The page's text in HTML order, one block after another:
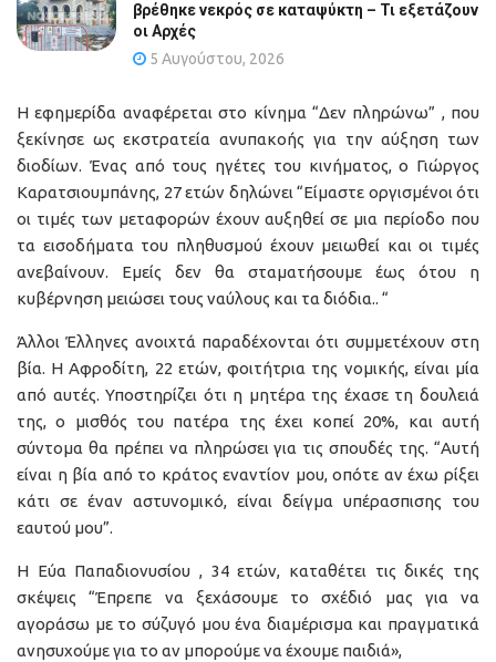
βρέθηκε νεκρός σε καταψύκτη – Τι εξετάζουν
οι Αρχές
5 Αυγούστου, 2026
Η εφημερίδα αναφέρεται στο κίνημα “Δεν πληρώνω” , που
ξεκίνησε ως εκστρατεία ανυπακοής για την αύξηση των
διοδίων. Ένας από τους ηγέτες του κινήματος, ο Γιώργος
Kαρατσιουμπάνης, 27 ετών δηλώνει “Είμαστε οργισμένοι ότι
οι τιμές των μεταφορών έχουν αυξηθεί σε μια περίοδο που
τα εισοδήματα του πληθυσμού έχουν μειωθεί και οι τιμές
ανεβαίνουν. Εμείς δεν θα σταματήσουμε έως ότου η
κυβέρνηση μειώσει τους ναύλους και τα διόδια.. “
Άλλοι Έλληνες ανοιχτά παραδέχονται ότι συμμετέχουν στη
βία. Η Αφροδίτη, 22 ετών, φοιτήτρια της νομικής, είναι μία
από αυτές. Υποστηρίζει ότι η μητέρα της έχασε τη δουλειά
της, ο μισθός του πατέρα της έχει κοπεί 20%, και αυτή
σύντομα θα πρέπει να πληρώσει για τις σπουδές της. “Αυτή
είναι η βία από το κράτος εναντίον μου, οπότε αν έχω ρίξει
κάτι σε έναν αστυνομικό, είναι δείγμα υπέρασπισης του
εαυτού μου”.
Η Εύα Παπαδιονυσίου , 34 ετών, καταθέτει τις δικές της
σκέψεις “Έπρεπε να ξεχάσουμε το σχέδιό μας για να
αγοράσω με το σύζυγό μου ένα διαμέρισμα και πραγματικά
ανησυχούμε για το αν μπορούμε να έχουμε παιδιά»,